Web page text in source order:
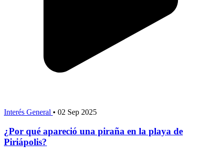
Interés General • 02 Sep 2025
¿Por qué apareció una piraña en la playa de
Piriápolis?